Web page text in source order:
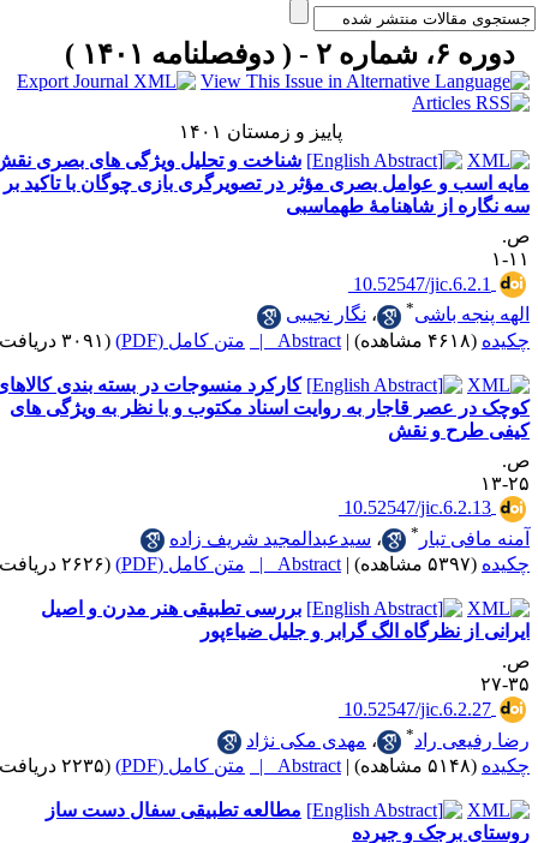
پاییز و زمستان ۱۴۰۱
شناخت و تحلیل ویژگی های بصری نقش
و عوامل بصری مؤثر در تصویرگری بازی چوگان با تاکید بر
از شاهنامۀ طهماسبی
10.52547/
باشی * ،نگار نجیبی
|
Abstract | متن کامل (PDF) (۳۰۹۱ دریافت)
کارکرد منسوجات در بسته بندی کالاهای
عصر قاجار به روایت اسناد مکتوب و با نظر به ویژگی های
و نقش
10.52547/
تبار
،سیدعبدالمجید شریف زاده
|
Abstract | متن کامل (PDF) (۲۶۲۶ دریافت)
بررسی تطبیقی هنر مدرن و اصیل
نظرگاه الگ گرابر و جلیل ضیاءپور
10.52547/
راد * ، مهدی مکی نژاد
|
Abstract | متن کامل (PDF) (۲۲۳۵ دریافت)
مطالعه تطبیقی سفال دست ساز
و جیرده